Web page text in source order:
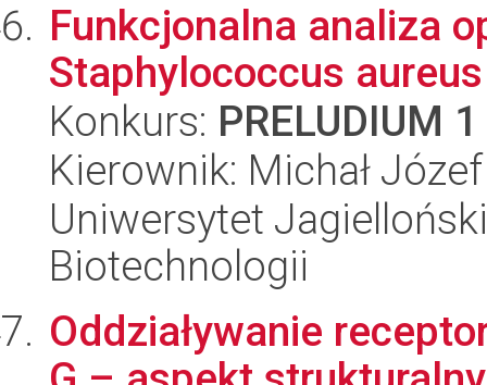
Funkcjonalna analiza
Staphylococcus aureus
Konkurs: PRELUDIUM 1
Kierownik: Michał
Uniwersytet
Biotechnologii
Oddziaływanie